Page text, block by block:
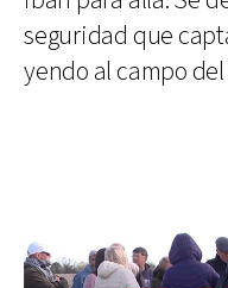
seguridad que
yendo al campo del